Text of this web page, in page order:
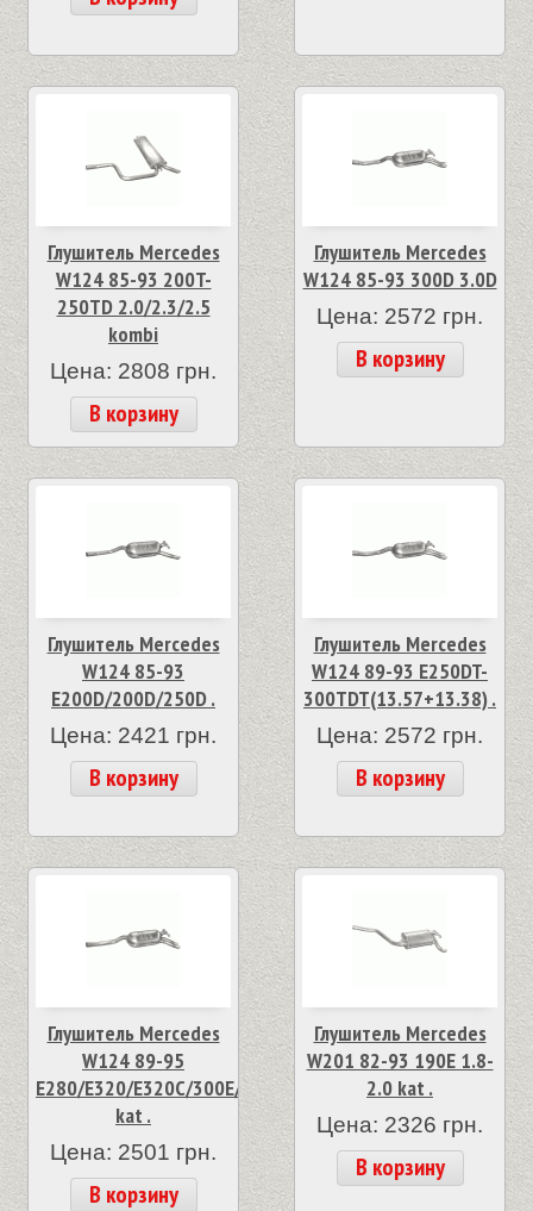
Глушитель Mercedes
W124 85-93 200T-
250TD 2.0/2.3/2.5
kombi
Цена: 2808 грн.
В корзину
Глушитель Mercedes
W124 85-93 300D 3.0D
Цена: 2572 грн.
В корзину
Глушитель Mercedes
W124 85-93
E200D/200D/250D .
Цена: 2421 грн.
В корзину
Глушитель Mercedes
W124 89-93 E250DT-
300TDT(13.57+13.38) .
Цена: 2572 грн.
В корзину
Глушитель Mercedes
W124 89-95
E280/E320/E320C/300E/CE
kat .
Цена: 2501 грн.
В корзину
Глушитель Mercedes
W201 82-93 190E 1.8-
2.0 kat .
Цена: 2326 грн.
В корзину